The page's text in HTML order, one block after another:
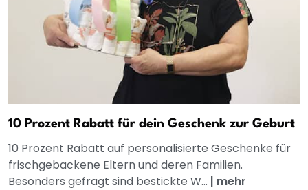
10 Prozent Rabatt für dein Geschenk zur Geburt
10 Prozent Rabatt auf personalisierte Geschenke für
frischgebackene Eltern und deren Familien.
Besonders gefragt sind bestickte W... | mehr